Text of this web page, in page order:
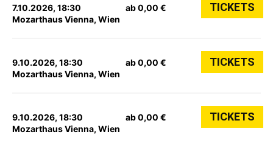
7.10.2026, 18:30
Mozarthaus Vienna, Wien
ab 0,00 € TICKETS
9.10.2026, 18:30
Mozarthaus Vienna, Wien
ab 0,00 € TICKETS
9.10.2026, 18:30
Mozarthaus Vienna, Wien
ab 0,00 € TICKETS